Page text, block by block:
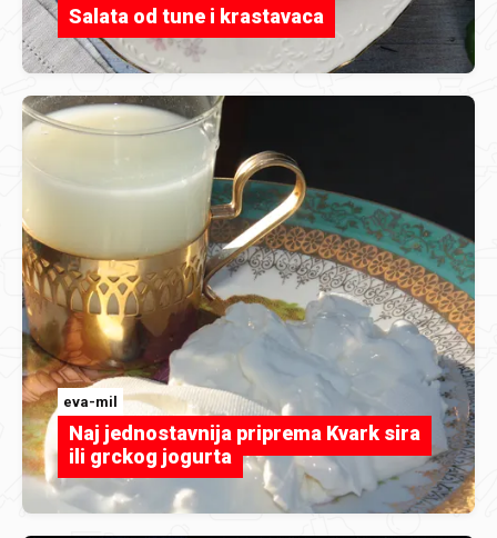
Salata od tune i krastavaca
eva-mil
Naj jednostavnija priprema Kvark sira
ili grckog jogurta